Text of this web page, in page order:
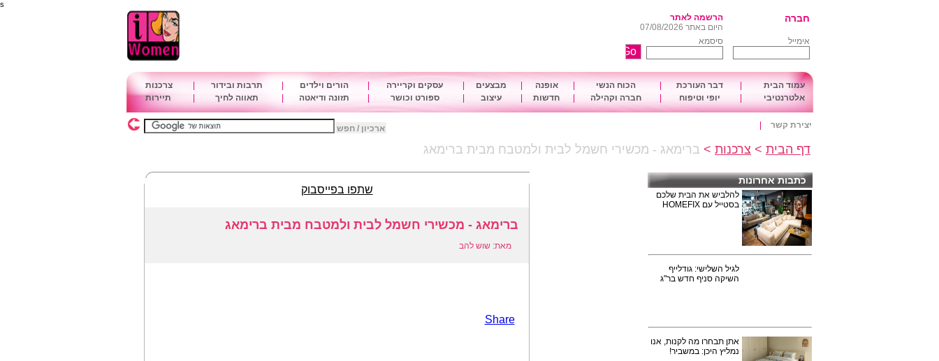
s
חברה
הרשמה לאתר
היום באתר 07/08/2026
אימייל
סיסמא
עמוד הבית דבר העורכת הכוח הנשי אופנה מבצעים עסקים וקריירה הורים וילדים תרבות ובידור
צרכנות
אלטרנטיבי
יופי וטיפוח חברה וקהילה חדשות עיצוב ספורט וכושר תזונה ודיאטה תאווה לחיך תיירות
יצירת קשר ארכיון / חפש
דף הבית > צרכנות > ברימאג - מכשירי חשמל לבית ולמטבח מבית ברימאג
כתבות אחרונות
להלביש את הבית שלכם
בסטייל עם HOMEFIX
לגיל השלישי: גודלייף
השיקה סניף חדש בר"ג
אתן תבחרו מה לקנות, אנו
נמליץ היכן: במשביר!
שתפו בפייסבוק
ברימאג - מכשירי חשמל לבית ולמטבח מבית ברימאג
מאת: שוש להב
Share